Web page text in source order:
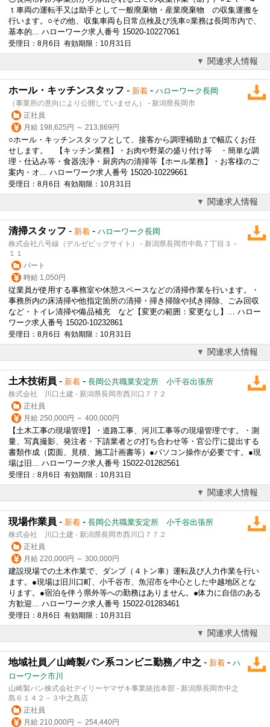
ｔ車両の運転手又は助手として一般廃棄物・産業廃棄物 の収集運搬を
行います。○その他、収集車両も日常点検及び洗車○業務は長岡市内で、
基本的... ハローワーク求人番号 15020-10227061
受理日：8月6日 有効期限：10月31日
関連求人情報
ホール・キッチンスタッフ - 新着 - ハローワーク長岡
（事業所の意向により公開していません） - 新潟県長岡市
正社員
月給 198,625円 ～ 213,869円
○ホール・キッチンスタッフとして、接客から調理補助まで幅広くお任
せします。 【キッチン業務】・お肉や野菜の盛り付け等 ・簡単な調
理・仕込み等・食器洗浄・厨房内の清掃等【ホール業務】・お客様のご
案内・オ... ハローワーク求人番号 15020-10229661
受理日：8月6日 有効期限：10月31日
関連求人情報
清掃スタッフ - 新着 - ハローワーク長岡
株式会社八号線（デルゼビッグサイト） - 新潟県長岡市中島７丁目３－
１１
パート
時給 1,050円
従業員が使用する事務室や休憩スペースなどの清掃作業を行います。・
事務所内の床清掃や他指定箇所の清掃・掃き掃除や拭き掃除、ごみ回収
など・トイレ清掃や備品補充 など【変更の範囲：変更なし】... ハロー
ワーク求人番号 15020-10232861
受理日：8月6日 有効期限：10月31日
関連求人情報
土木技術員 - 新着 - 長岡公共職業安定所 小千谷出張所
株式会社 川口土建 - 新潟県長岡市西川口７７２
正社員
月給 250,000円 ～ 400,000円
【土木工事の現場管理】・道路工事、河川工事等の現場管理です。・測
量、写真撮影、発注者・下請業者との打ち合わせ等・官公庁に提出する
書類作成（図面、見積、施工計画書等）●パソコン操作が必要です。●現
場は旧... ハローワーク求人番号 15022-01282561
受理日：8月6日 有効期限：10月31日
関連求人情報
現場作業員 - 新着 - 長岡公共職業安定所 小千谷出張所
株式会社 川口土建 - 新潟県長岡市西川口７７２
正社員
月給 220,000円 ～ 300,000円
建設現場での土木作業で、ダンプ（４トン車）運転及び人力作業を行い
ます。●現場は旧川口町、小千谷市、魚沼市を中心とした中越地区とな
ります。●宿泊を伴う県外等への勤務はありません。●体力に自信のある
方歓迎... ハローワーク求人番号 15022-01283461
受理日：8月6日 有効期限：10月31日
関連求人情報
地域社員／山崎製パン系コンビニ勤務／中之 - 新着 - ハ
ローワーク市川
山崎製パン株式会社デイリーヤマザキ事業統括本部 - 新潟県長岡市中之
島６１４２－３中之島店
正社員
月給 210,000円 ～ 254,440円